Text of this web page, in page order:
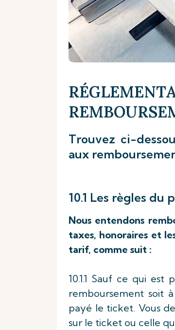
Trouvez ci-
aux
10.1 Les règles
Nous entendons
taxes, honoraires et
tarif, comme suit :
10.1.1 Sauf ce qui
remboursement soit
payé le ticket. Vous
sur le ticket ou celle